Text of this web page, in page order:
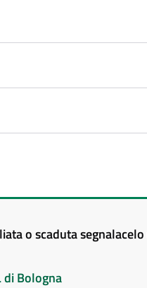
o scaduta segnalacelo
di Bologna